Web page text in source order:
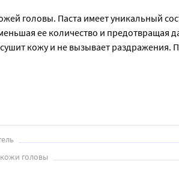
головы. Паста имеет уникальный
ее количество и предотвращая
кожу и не вызывает раздражения.
и чистой. Объем упаковки - 75
головы